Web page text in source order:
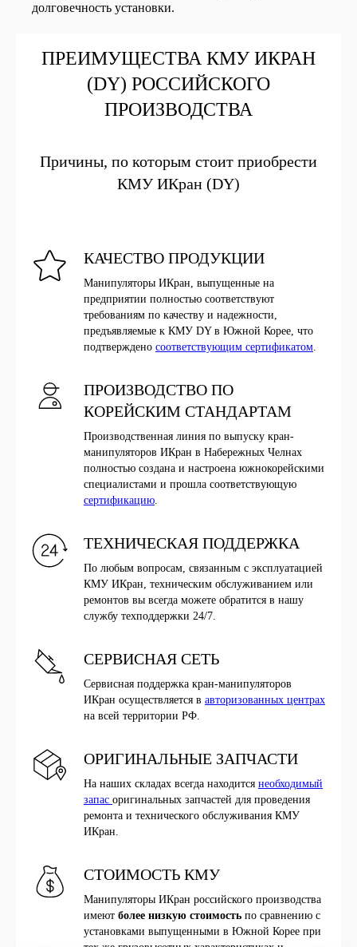
долговечность установки.
ПРЕИМУЩЕСТВА КМУ ИКРАН
(DY) РОССИЙСКОГО
ПРОИЗВОДСТВА
Причины, по которым стоит приобрести
КМУ ИКран (DY)
КАЧЕСТВО ПРОДУКЦИИ
Манипуляторы ИКран, выпущенные на
предприятии полностью соответствуют
требованиям по качеству и надежности,
предъявляемые к КМУ DY в Южной Корее, что
подтверждено соответствующим сертификатом.
ПРОИЗВОДСТВО ПО
КОРЕЙСКИМ СТАНДАРТАМ
Производственная линия по выпуску кран-
манипуляторов ИКран в Набережных Челнах
полностью создана и настроена южнокорейскими
специалистами и прошла соответствующую
сертификацию.
ТЕХНИЧЕСКАЯ ПОДДЕРЖКА
По любым вопросам, связанным с эксплуатацией
КМУ ИКран, техническим обслуживанием или
ремонтов вы всегда можете обратится в нашу
службу техподдержки 24/7.
СЕРВИСНАЯ СЕТЬ
Сервисная поддержка кран-манипуляторов
ИКран осуществляется в авторизованных центрах
на всей территории РФ.
ОРИГИНАЛЬНЫЕ ЗАПЧАСТИ
На наших складах всегда находится необходимый
запас оригинальных запчастей для проведения
ремонта и технического обслуживания КМУ
ИКран.
СТОИМОСТЬ КМУ
Манипуляторы ИКран российского производства
имеют более низкую стоимость по сравнению с
установками выпущенными в Южной Корее при